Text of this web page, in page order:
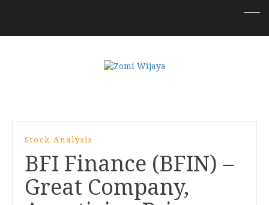
Stock Analysis
BFI Finance (BFIN) –
Great Company,